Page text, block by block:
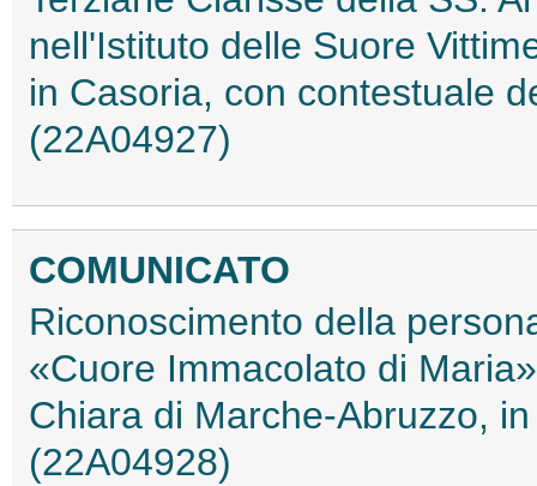
nell'Istituto delle Suore
in Casoria, con contestuale
(22A04927)
COMUNICATO
Riconoscimento della
«Cuore Immacolato di
Chiara di Marche-Abruzzo,
(22A04928)